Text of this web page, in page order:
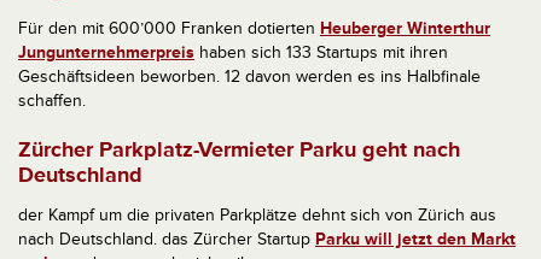
Für den mit 600’000 Franken dotierten Heuberger Winterthur
Jungunternehmerpreis haben sich 133 Startups mit ihren
Geschäftsideen beworben. 12 davon werden es ins Halbfinale
schaffen.
Zürcher Parkplatz-Vermieter Parku geht nach
Deutschland
der Kampf um die privaten Parkplätze dehnt sich von Zürich aus
nach Deutschland. das Zürcher Startup Parku will jetzt den Markt